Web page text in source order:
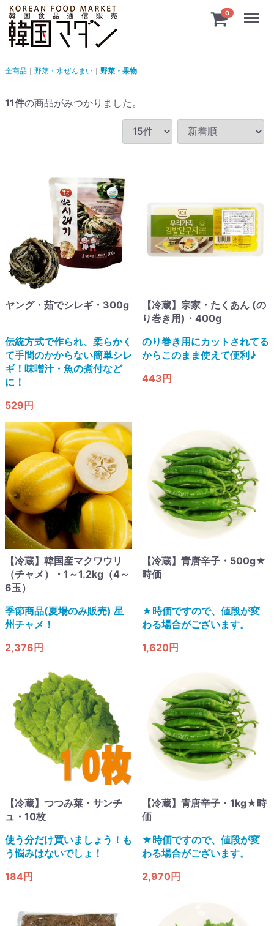
0 Menu
全商品 野菜・水ぜんまい 野菜・果物
11件の商品がみつかりました。
ヤング・茹でシレギ・300g
伝統方式で作られ、柔らかく
て手間のかからない簡単シレ
ギ！味噌汁・魚の煮付など
に！
529円
【冷蔵】宗家・たくあん (の
り巻き用)・400g
のり巻き用にカットされてる
からこのまま使えて便利♪
443円
【冷蔵】韓国産マクワウリ
（チャメ）・1～1.2kg（4～
6玉）
季節商品(夏場のみ販売) 星
州チャメ！
2,376円
【冷蔵】青唐辛子・500g★
時価
★時価ですので、値段が変
わる場合がございます。
1,620円
【冷蔵】つつみ菜・サンチ
ュ・10枚
使う分だけ買いましょう！も
う悩みはないでしょ！
184円
【冷蔵】青唐辛子・1kg★時
価
★時価ですので、値段が変
わる場合がございます。
2,970円